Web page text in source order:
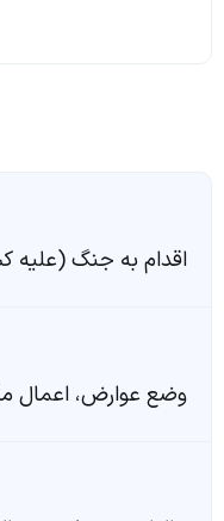
اقدام به جنگ (علیه
وضع عوارض، اعمال